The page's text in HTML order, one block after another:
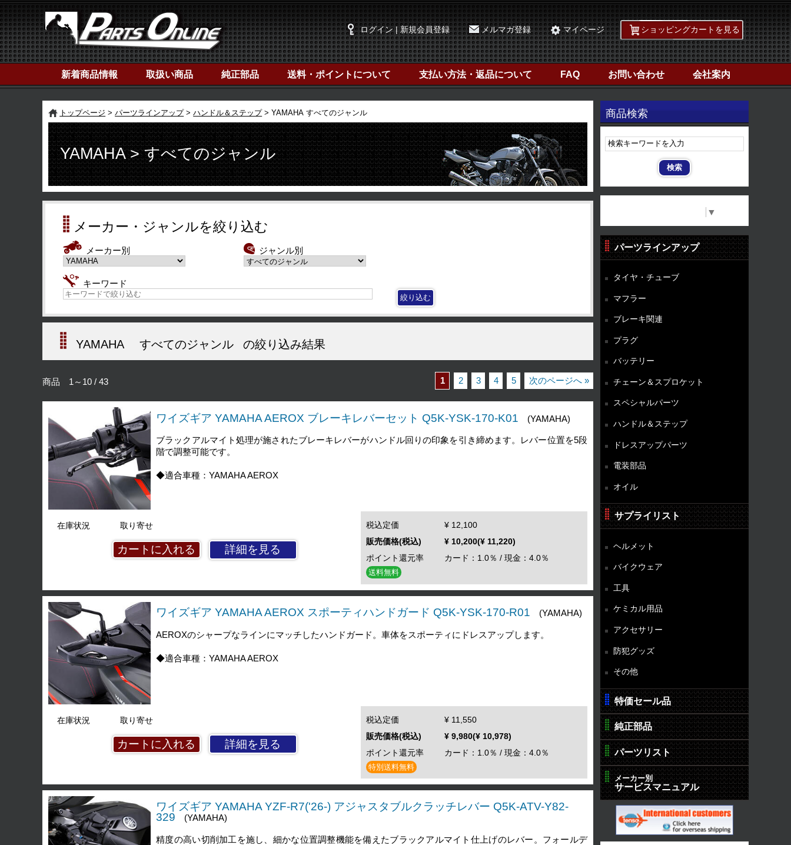
ログイン | 新規会員登録 メルマガ登録 マイページ ショッピングカートを見る
新着商品情報 取扱い商品 純正部品 送料・ポイントについて 支払い方法・返品について FAQ お問い合わせ 会社案内
商品検索
▼
トップページ パーツラインアップ ハンドル＆ステップ YAMAHA すべてのジャンル
YAMAHA > すべてのジャンル
メーカー・ジャンルを絞り込む
メーカー別 ジャンル別
キーワード
YAMAHA すべてのジャンル の絞り込み結果
商品 1～10 / 43 1 2 3 4 5 次のページへ »
ワイズギア YAMAHA AEROX ブレーキレバーセット Q5K-YSK-170-K01 (YAMAHA)
ブラックアルマイト処理が施されたブレーキレバーがハンドル回りの印象を引き締めます。レバー位置を5段
階で調整可能です。
◆適合車種：YAMAHA AEROX
在庫状況 取り寄せ
詳細を見る
税込定価
¥ 12,100
販売価格(税込)
¥ 10,200(¥ 11,220)
ポイント還元率
カード：1.0％ / 現金：4.0％
送料無料
ワイズギア YAMAHA AEROX スポーティハンドガード Q5K-YSK-170-R01 (YAMAHA)
AEROXのシャープなラインにマッチしたハンドガード。車体をスポーティにドレスアップします。
◆適合車種：YAMAHA AEROX
在庫状況 取り寄せ
詳細を見る
税込定価
¥ 11,550
販売価格(税込)
¥ 9,980(¥ 10,978)
ポイント還元率
カード：1.0％ / 現金：4.0％
特別送料無料
ワイズギア YAMAHA YZF-R7('26-) アジャスタブルクラッチレバー Q5K-ATV-Y82-
329
(YAMAHA)
精度の高い切削加工を施し、細かな位置調整機能を備えたブラックアルマイト仕上げのレバー。フォールデ
パーツラインアップ
タイヤ・チューブ
マフラー
ブレーキ関連
プラグ
バッテリー
チェーン＆スプロケット
スペシャルパーツ
ハンドル＆ステップ
ドレスアップパーツ
電装部品
オイル
サプライリスト
ヘルメット
バイクウェア
工具
ケミカル用品
アクセサリー
防犯グッズ
その他
特価セール品
純正部品
パーツリスト
メーカー別
サービスマニュアル